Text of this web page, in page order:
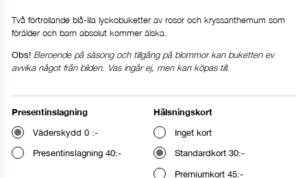
Två förtrollande blå-lila lyckobuketter av rosor och kryssanthemum som
förälder och barn absolut kommer älska.
Obs! Beroende på säsong och tillgång på blommor kan buketten ev
avvika något från bilden. Vas ingår ej, men kan köpas till.
Presentinslagning
Väderskydd 0 :-
Presentinslagning 40:-
Hälsningskort
Inget kort
Standardkort 30:-
Premiumkort 45:-